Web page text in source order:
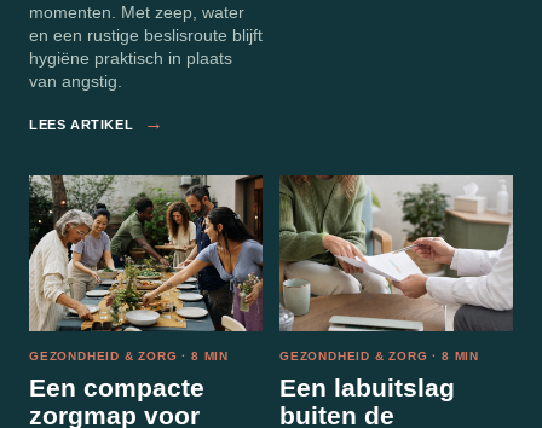
momenten. Met zeep, water
en een rustige beslisroute blijft
hygiëne praktisch in plaats
van angstig.
LEES ARTIKEL →
GEZONDHEID & ZORG · 8 MIN
Een compacte
zorgmap voor
GEZONDHEID & ZORG · 8 MIN
Een labuitslag
buiten de